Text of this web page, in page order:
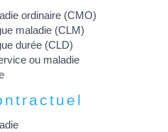
ordinaire (CMO)
maladie (CLM)
durée (CLD)
ou maladie